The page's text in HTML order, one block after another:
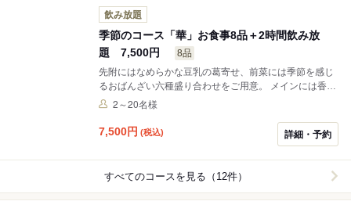
飲み放題
季節のコース「華」お食事8品＋2時間飲み放
題 7,500円
8品
先附にはなめらかな豆乳の葛寄せ、前菜には季節を感じ
るおばんざい六種盛り合わせをご用意。 メインには香ば
しく炙った国産和牛をご用意。 しめには鯛の旨味と香味
は黒蜜きな粉のわらび餅で、和の余韻をゆっくりとお楽
2～20名様
7,500円 (税込) 詳細・予約
すべてのコースを見る（12件）